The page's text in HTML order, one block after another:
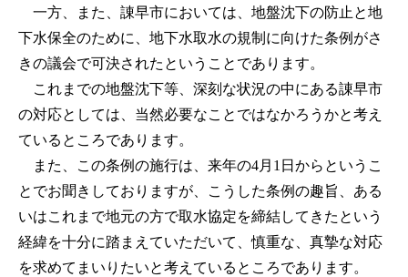
一方、また、諌早市においては、地盤沈下の防止と地
下水保全のために、地下水取水の規制に向けた条例がさ
きの議会で可決されたということであります。
これまでの地盤沈下等、深刻な状況の中にある諌早市
の対応としては、当然必要なことではなかろうかと考え
ているところであります。
また、この条例の施行は、来年の4月1日からというこ
とでお聞きしておりますが、こうした条例の趣旨、ある
いはこれまで地元の方で取水協定を締結してきたという
経緯を十分に踏まえていただいて、慎重な、真摯な対応
を求めてまいりたいと考えているところであります。